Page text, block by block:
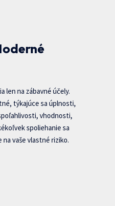
len na zábavné účely.
týkajúce sa úplnosti,
vhodnosti,
spoliehanie sa
vaše vlastné riziko.